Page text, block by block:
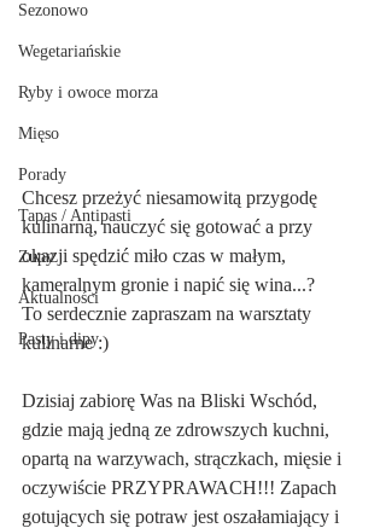
Sezonowo
Wegetariańskie
Ryby i owoce morza
Mięso
Porady
Tapas / Antipasti
Zupy
Aktualności
Pasty i dipy
Chcesz przeżyć niesamowitą przygodę
kulinarną, nauczyć się gotować a przy
okazji spędzić miło czas w małym,
kameralnym gronie i napić się wina...?
To serdecznie zapraszam na warsztaty
kulinarne :)
Dzisiaj zabiorę Was na Bliski Wschód,
gdzie mają jedną ze zdrowszych kuchni,
opartą na warzywach, strączkach, mięsie i
oczywiście PRZYPRAWACH!!! Zapach
gotujących się potraw jest oszałamiający i